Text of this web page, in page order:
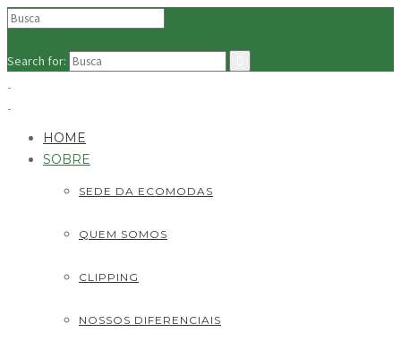
Search for:
HOME
SOBRE
SEDE DA ECOMODAS
QUEM SOMOS
CLIPPING
NOSSOS DIFERENCIAIS